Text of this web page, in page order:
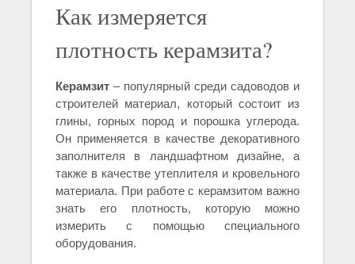
Как измеряется
плотность керамзита?
Керамзит – популярный среди садоводов и
строителей материал, который состоит из
глины, горных пород и порошка углерода.
Он применяется в качестве декоративного
заполнителя в ландшафтном дизайне, а
также в качестве утеплителя и кровельного
материала. При работе с керамзитом важно
знать его плотность, которую можно
измерить с помощью специального
оборудования.